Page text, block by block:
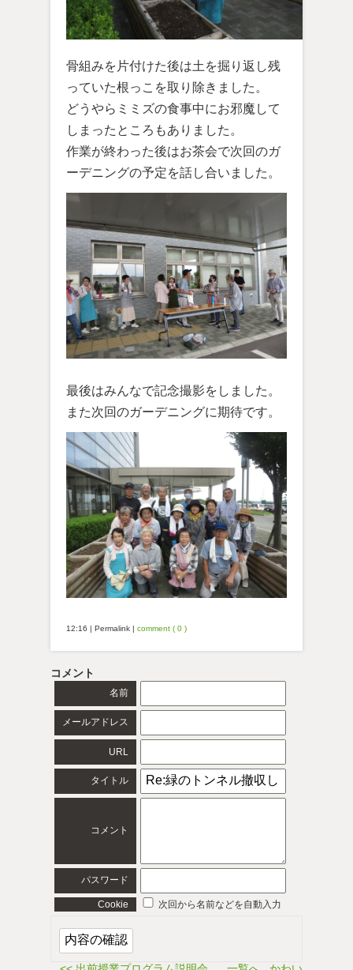
骨組みを片付けた後は土を掘り返し残
っていた根っこを取り除きました。
どうやらミミズの食事中にお邪魔して
しまったところもありました。
作業が終わった後はお茶会で次回のガ
ーデニングの予定を話し合いました。
最後はみんなで記念撮影をしました。
また次回のガーデニングに期待です。
12:16 | Permalink | comment ( 0 )
コメント
名前
メールアドレス
URL
タイトル
コメント
パスワード
Cookie 次回から名前などを自動入力